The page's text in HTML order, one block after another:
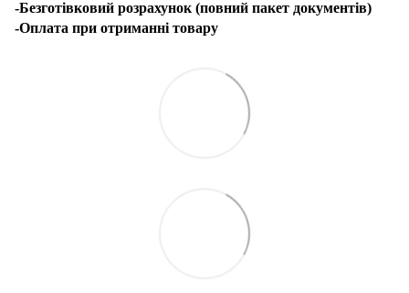
-Безготівковий розрахунок (повний пакет документів)
-Оплата при отриманні товару